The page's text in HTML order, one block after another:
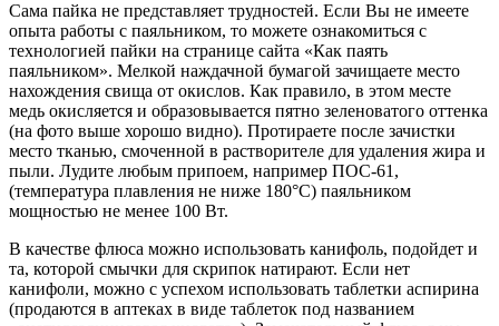
Сама пайка не представляет трудностей. Если Вы не имеете
опыта работы с паяльником, то можете ознакомиться с
технологией пайки на странице сайта «Как паять
паяльником». Мелкой наждачной бумагой зачищаете место
нахождения свища от окислов. Как правило, в этом месте
медь окисляется и образовывается пятно зеленоватого оттенка
(на фото выше хорошо видно). Протираете после зачистки
место тканью, смоченной в растворителе для удаления жира и
пыли. Лудите любым припоем, например ПОС-61,
(температура плавления не ниже 180°С) паяльником
мощностью не менее 100 Вт.
В качестве флюса можно использовать канифоль, подойдет и
та, которой смычки для скрипок натирают. Если нет
канифоли, можно с успехом использовать таблетки аспирина
(продаются в аптеках в виде таблеток под названием